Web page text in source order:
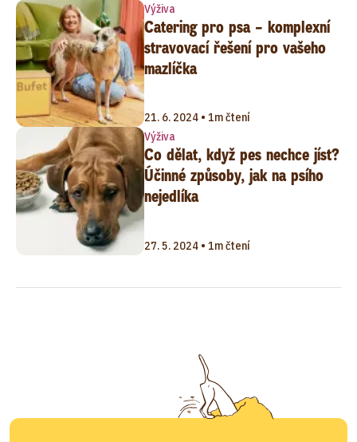
Výživa
Catering pro psa – komplexní
stravovací řešení pro vašeho
mazlíčka
21. 6. 2024 • 1m čtení
Výživa
Co dělat, když pes nechce jíst?
Účinné způsoby, jak na psího
nejedlíka
27. 5. 2024 • 1m čtení